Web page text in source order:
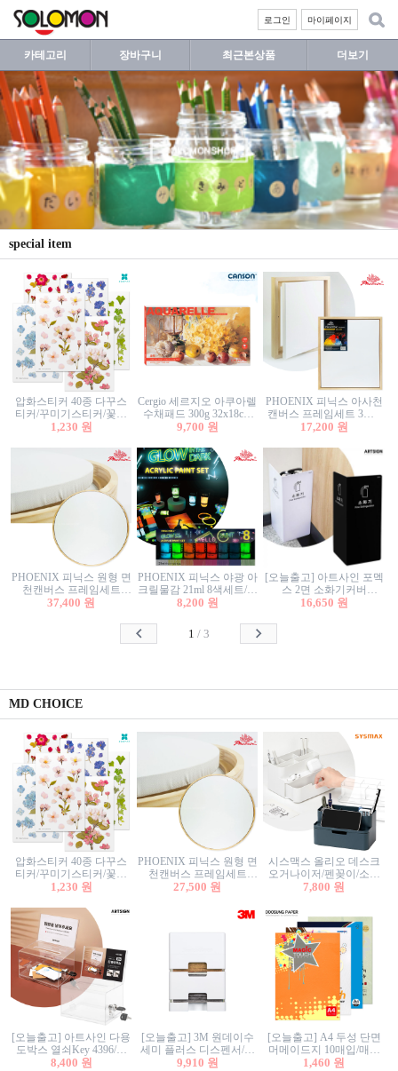
마이페이지
로그인
카테고리 장바구니 최근본상품 더보기
special item
압화스티커 40종 다꾸스
티커/꾸미기스티커/꽃스
티커/압화꽃책갈피/팬시
1,230 원
Cergio 세르지오 아쿠아렐
수채패드 300g 32x18cm
12매 1면제본
9,700 원
PHOENIX 피닉스 아사천
캔버스 프레임세트 3호F
27.3x22cm 캔버스와 올림
17,200 원
PHOENIX 피닉스 원형 면
천캔버스 프레임세트
40cm/원형캔버스/플로팅
37,400 원
PHOENIX 피닉스 야광 아
크릴물감 21ml 8색세트/야
광물감
8,200 원
[오늘출고] 아트사인 포멕
스 2면 소화기커버
1470/1471/소화기커버/소
함/소화기거치대/소화기
16,650 원
1 / 3
MD CHOICE
압화스티커 40종 다꾸스
티커/꾸미기스티커/꽃스
티커/압화꽃책갈피/팬시
1,230 원
PHOENIX 피닉스 원형 면
천캔버스 프레임세트
30cm/원형캔버스/플로팅
27,500 원
시스맥스 올리오 데스크
오거나이저/펜꽂이/소품
꽂이/소품함/정리함/수납
7,800 원
[오늘출고] 아트사인 다용
도박스 열쇠Key 4396/투
표함/건의함/모금함/응모
8,400 원
[오늘출고] 3M 원데이수
세미 플러스 디스펜서/소
프트수세미5매+강력수세
9,910 원
[오늘출고] A4 두성 단면
머메이드지 10매입/매직
터치/색지/색상지/색복사
1,460 원